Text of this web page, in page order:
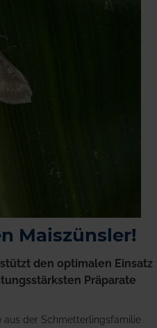
Maiszünsler!
den optimalen Einsatz
Präparate
aus der Schmetterlingsfamilie